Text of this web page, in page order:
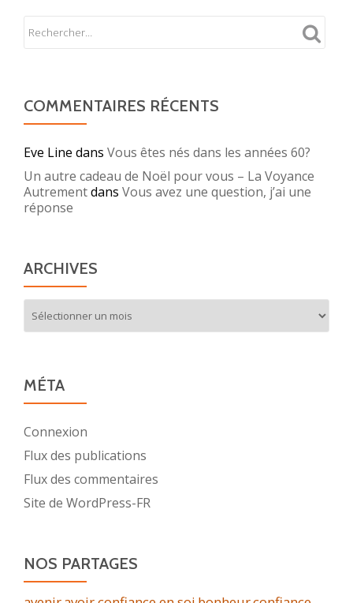
COMMENTAIRES RÉCENTS
Eve Line dans Vous êtes nés dans les années 60?
Un autre cadeau de Noël pour vous – La Voyance
Autrementdans Vous avez une question, j’ai une
réponse
ARCHIVES
MÉTA
Connexion
Flux des publications
Flux des commentaires
Site de WordPress-FR
NOS PARTAGES